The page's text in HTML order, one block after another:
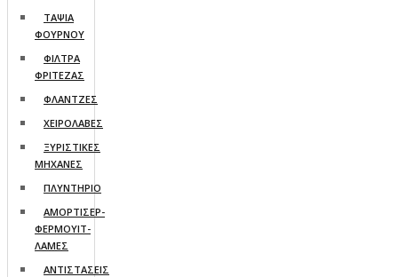
ΤΑΨΙΑ
ΦΟΥΡΝΟΥ
ΦΙΛΤΡΑ
ΦΡΙΤΕΖΑΣ
ΦΛΑΝΤΖΕΣ
ΧΕΙΡΟΛΑΒΕΣ
ΞΥΡΙΣΤΙΚΕΣ
ΜΗΧΑΝΕΣ
ΠΛΥΝΤΗΡΙΟ
ΑΜΟΡΤΙΣΕΡ-
ΦΕΡΜΟΥΙΤ-
ΛΑΜΕΣ
ΑΝΤΙΣΤΑΣΕΙΣ